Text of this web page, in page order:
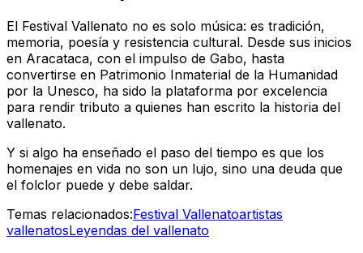
El Festival Vallenato no es solo música: es tradición,
memoria, poesía y resistencia cultural. Desde sus inicios
en Aracataca, con el impulso de Gabo, hasta
convertirse en Patrimonio Inmaterial de la Humanidad
por la Unesco, ha sido la plataforma por excelencia
para rendir tributo a quienes han escrito la historia del
vallenato.
Y si algo ha enseñado el paso del tiempo es que los
homenajes en vida no son un lujo, sino una deuda que
el folclor puede y debe saldar.
Temas relacionados:Festival Vallenatoartistas
vallenatosLeyendas del vallenato